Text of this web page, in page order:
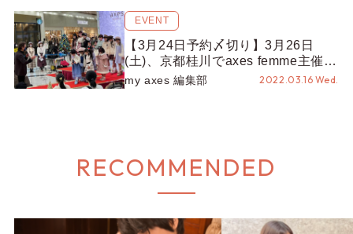
EVENT
【3月24日予約〆切り】3月26日
(土)、京都桂川でaxes femme主催の
「全国ファッションショー」が開
my axes 編集部 2022.03.16 Wed.
RECOMMENDED